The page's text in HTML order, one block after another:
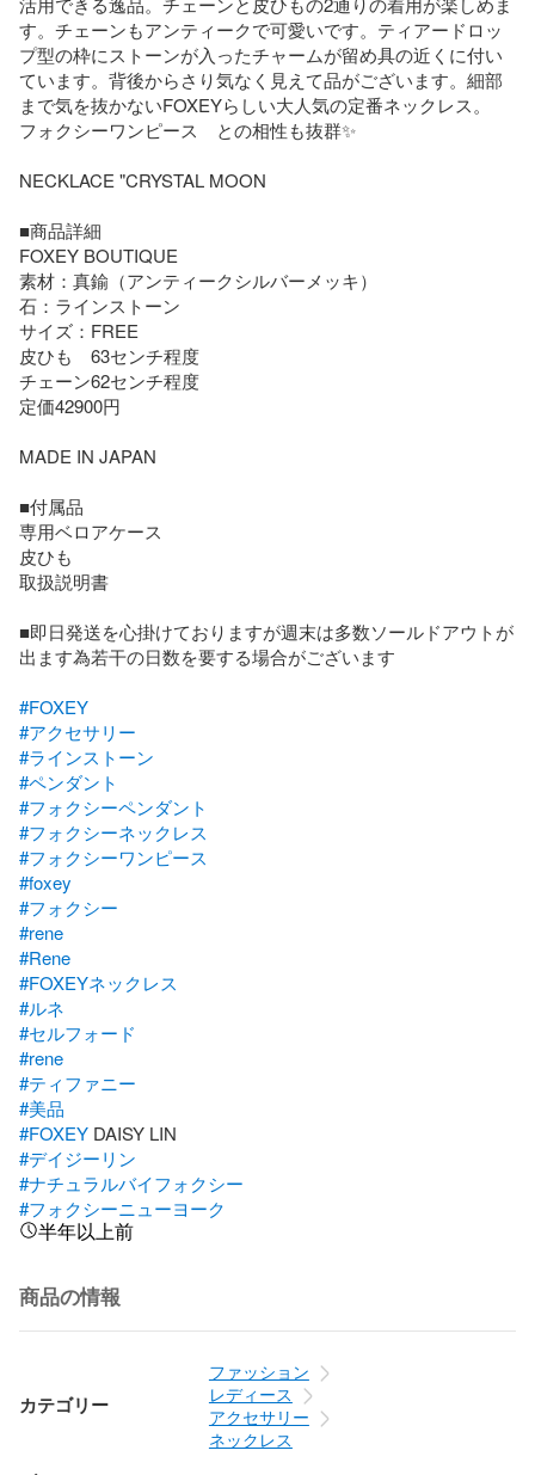
す。チェーンもアンティークで可愛いです。ティアードロッ
プ型の枠にストーンが入ったチャームが留め具の近くに付い
ています。背後からさり気なく見えて品がございます。細部
まで気を抜かないFOXEYらしい大人気の定番ネックレス。
フォクシーワンピース　との相性も抜群✨
NECKLACE "CRYSTAL MOON
■商品詳細
FOXEY BOUTIQUE
素材：真鍮（アンティークシルバーメッキ）
石：ラインストーン
サイズ：FREE
皮ひも　63センチ程度
チェーン62センチ程度
定価42900円
MADE IN JAPAN
■付属品
専用ベロアケース
皮ひも
取扱説明書
■即日発送を心掛けておりますが週末は多数ソールドアウトが
出ます為若干の日数を要する場合がございます
#FOXEY
#アクセサリー
#ラインストーン
#ペンダント
#フォクシーペンダント
#フォクシーネックレス
#フォクシーワンピース
#foxey
#フォクシー
#rene
#Rene
#FOXEYネックレス
#ルネ
#セルフォード
#rene
#ティファニー
#美品
#FOXEY
#デイジーリン
#ナチュラルバイフォクシー
#フォクシーニューヨーク
半年以上前
商品の情報
カテゴリー
ファッション
レディース
アクセサリー
ネックレス